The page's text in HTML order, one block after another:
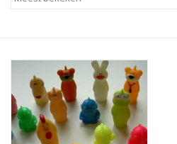
Lege capsules
Speelgoedautomaten